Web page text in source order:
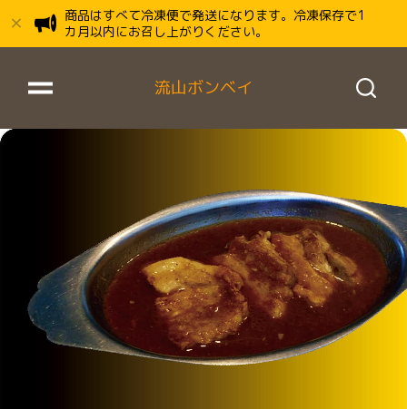
商品はすべて冷凍便で発送になります。冷凍保存で1
カ月以内にお召し上がりください。
流山ボンベイ